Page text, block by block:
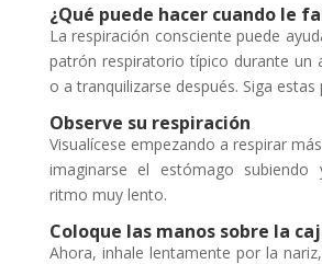
¿Qué puede hacer cuando le
La respiración consciente puede
patrón respiratorio típico durante un
o a tranquilizarse después. Siga estas
Observe su respiración
Visualícese empezando a respirar
imaginarse el estómago
ritmo muy lento.
Coloque las manos sobre la
Ahora, inhale lentamente por la